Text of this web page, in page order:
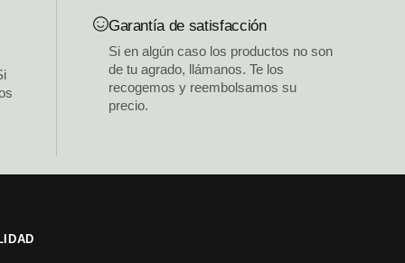
Garantía de satisfacción
Si en algún caso los productos no son
de tu agrado, llámanos. Te los
recogemos y reembolsamos su
precio.